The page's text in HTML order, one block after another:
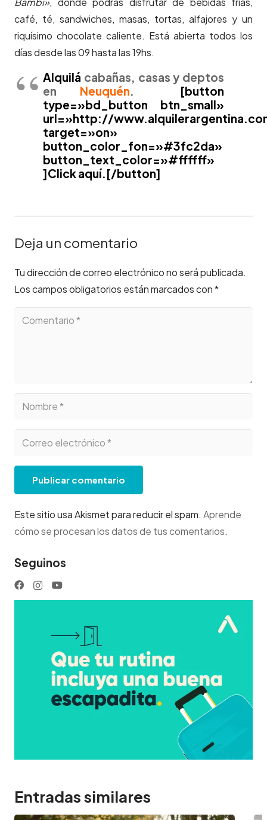
café, té, sandwiches, masas, tortas, alfajores y un
riquísimo chocolate caliente. Está abierta todos los
días desde las 09 hasta las 19hs.
Alquilá cabañas, casas y deptos
en Neuquén. [button
type=»bd_button btn_small»
url=»http://
target=»on»
button_color_fon=»#3fc2da»
button_text_color=»#ffffff»
]Click aquí.[/button]
Deja un comentario
Tu dirección de correo electrónico no será publicada.
Los campos obligatorios están marcados con*
Publicar comentario
Este sitio usa Akismet para reducir el spam. Aprende
cómo se procesan los datos de tus comentarios.
Seguinos
Entradas similares